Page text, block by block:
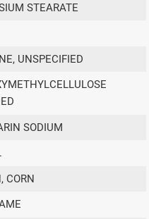
STEARATE
UNSPECIFIED
SODIUM
CORN